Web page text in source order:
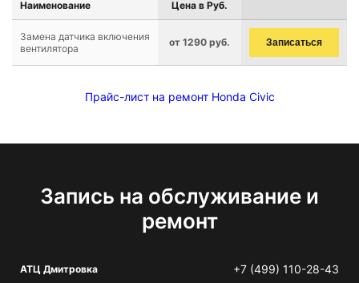
Наименование Цена в Руб.
Замена датчика включения
вентилятора
от 1290 руб. Записаться
Прайс-лист на ремонт Honda Civic
Запись на обслуживание и
ремонт
АТЦ Дмитровка +7 (499) 110-28-43